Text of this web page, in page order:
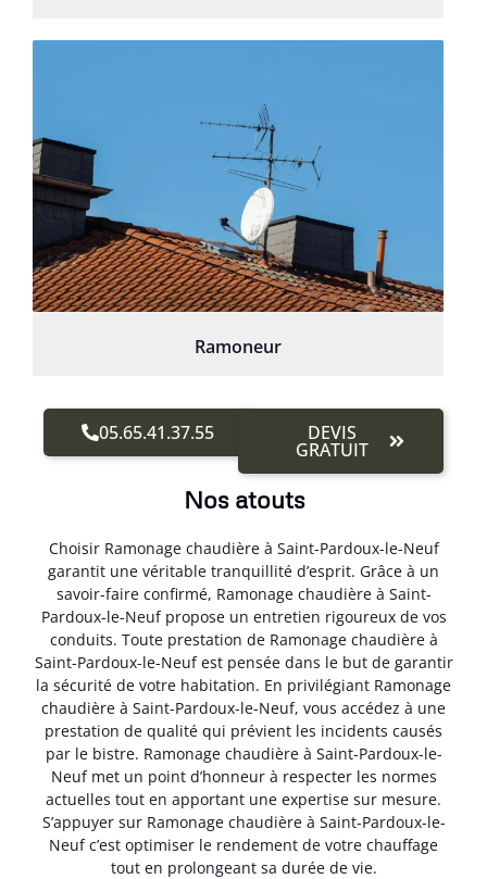
Ramoneur
05.65.41.37.55 DEVIS
GRATUIT
Nos atouts
Choisir Ramonage chaudière à Saint-Pardoux-le-Neuf
garantit une véritable tranquillité d’esprit. Grâce à un
savoir-faire confirmé, Ramonage chaudière à Saint-
Pardoux-le-Neuf propose un entretien rigoureux de vos
conduits. Toute prestation de Ramonage chaudière à
Saint-Pardoux-le-Neuf est pensée dans le but de garantir
la sécurité de votre habitation. En privilégiant Ramonage
chaudière à Saint-Pardoux-le-Neuf, vous accédez à une
prestation de qualité qui prévient les incidents causés
par le bistre. Ramonage chaudière à Saint-Pardoux-le-
Neuf met un point d’honneur à respecter les normes
actuelles tout en apportant une expertise sur mesure.
S’appuyer sur Ramonage chaudière à Saint-Pardoux-le-
Neuf c’est optimiser le rendement de votre chauffage
tout en prolongeant sa durée de vie.